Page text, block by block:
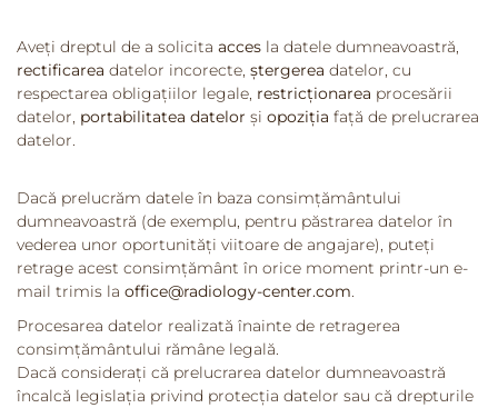
Aveți dreptul de a solicita acces la datele dumneavoastră,
rectificarea datelor incorecte, ștergerea datelor, cu
respectarea obligațiilor legale, restricționarea procesării
datelor, portabilitatea datelor și opoziția față de prelucrarea
datelor.
Dacă prelucrăm datele în baza consimțământului
dumneavoastră (de exemplu, pentru păstrarea datelor în
vederea unor oportunități viitoare de angajare), puteți
retrage acest consimțământ în orice moment printr-un e-
mail trimis la office@radiology-center.com.
Procesarea datelor realizată înainte de retragerea
consimțământului rămâne legală.
Dacă considerați că prelucrarea datelor dumneavoastră
încalcă legislația privind protecția datelor sau că drepturile